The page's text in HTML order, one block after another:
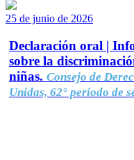
25 de junio de 2026
Declaración oral |
sobre la
niñas. Consejo de
Unidas, 62° período de